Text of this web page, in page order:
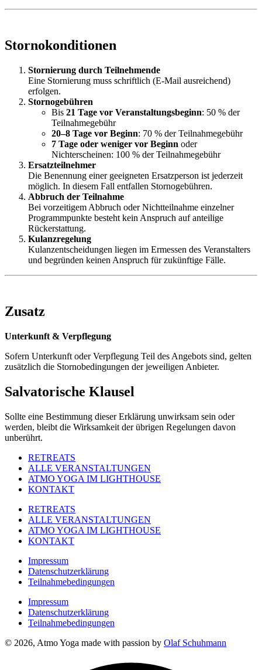
Stornokonditionen
Stornierung durch Teilnehmende
Eine Stornierung muss schriftlich (E-Mail ausreichend)
erfolgen.
Stornogebühren
Bis 21 Tage vor Veranstaltungsbeginn: 50 % der
Teilnahmegebühr
20–8 Tage vor Beginn: 70 % der Teilnahmegebühr
7 Tage oder weniger vor Beginn oder
Nichterscheinen: 100 % der Teilnahmegebühr
Ersatzteilnehmer
Die Benennung einer geeigneten Ersatzperson ist jederzeit
möglich. In diesem Fall entfallen Stornogebühren.
Abbruch der Teilnahme
Bei vorzeitigem Abbruch oder Nichtteilnahme einzelner
Programmpunkte besteht kein Anspruch auf anteilige
Rückerstattung.
Kulanzregelung
Kulanzentscheidungen liegen im Ermessen des Veranstalters
und begründen keinen Anspruch für zukünftige Fälle.
Zusatz
Unterkunft & Verpflegung
Sofern Unterkunft oder Verpflegung Teil des Angebots sind, gelten
zusätzlich die Stornobedingungen der jeweiligen Anbieter.
Salvatorische Klausel
Sollte eine Bestimmung dieser Erklärung unwirksam sein oder
werden, bleibt die Wirksamkeit der übrigen Regelungen davon
unberührt.
RETREATS
ALLE VERANSTALTUNGEN
ATMO YOGA IM LIGHTHOUSE
KONTAKT
RETREATS
ALLE VERANSTALTUNGEN
ATMO YOGA IM LIGHTHOUSE
KONTAKT
Impressum
Datenschutzerklärung
Teilnahmebedingungen
Impressum
Datenschutzerklärung
Teilnahmebedingungen
© 2026, Atmo Yoga made with passion by Olaf Schuhmann